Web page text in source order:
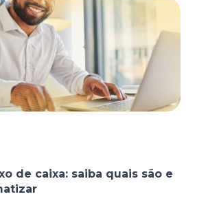
de caixa: saiba quais são e